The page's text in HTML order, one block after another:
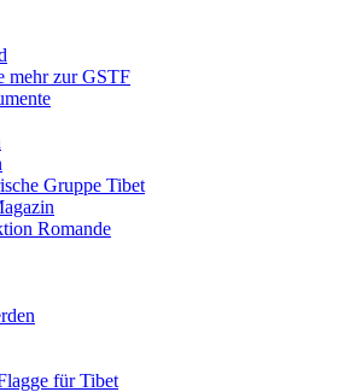
mehr zur GSTF
Gruppe Tibet
Romande
für Tibet